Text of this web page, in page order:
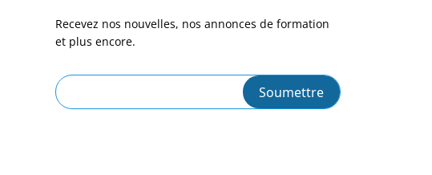
Recevez nos nouvelles, nos annonces de formation
et plus encore.